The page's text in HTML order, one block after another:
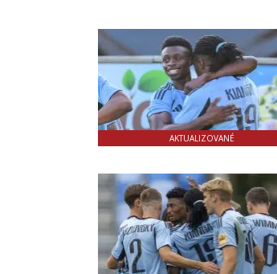
AKTUALIZOVANÉ